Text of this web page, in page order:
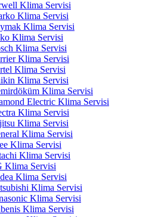
Klima Servisi
Klima Servisi
Klima Servisi
Klima Servisi
Klima Servisi
Klima Servisi
Klima Servisi
Klima Servisi
Klima Servisi
Electric Klima Servisi
Klima Servisi
Klima Servisi
Klima Servisi
Klima Servisi
Klima Servisi
Klima Servisi
Klima Servisi
Klima Servisi
Klima Servisi
Klima Servisi